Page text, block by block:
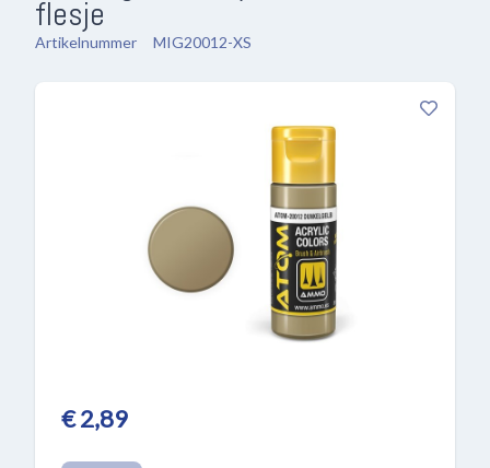
flesje
Artikelnummer MIG20012-XS
€ 2,89